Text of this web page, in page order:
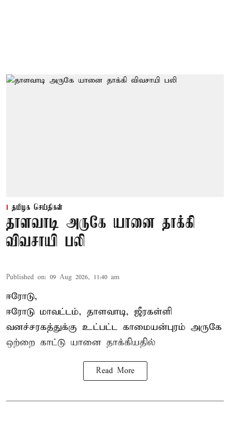
தமிழக செய்திகள்
தாளவாடி அருகே யானை தாக்கி
விவசாயி பலி
Published on: 09 Aug 2026, 11:40 am
ஈரோடு,
ஈரோடு மாவட்டம், தாளவாடி, ஜீரகள்ளி
வனச்சரகத்துக்கு உட்பட்ட காமையன்புரம் அருகே
ஒற்றை காட்டு யானை தாக்கியதில்
Read More